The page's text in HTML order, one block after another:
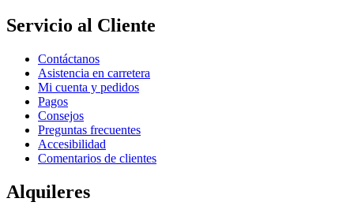
Servicio al Cliente
Contáctanos
Asistencia en carretera
Mi cuenta y pedidos
Pagos
Consejos
Preguntas frecuentes
Accesibilidad
Comentarios de clientes
Alquileres